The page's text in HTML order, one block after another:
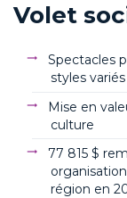
Volet
Spectacles
styles variés
Mise en
culture
77 815 $
région en